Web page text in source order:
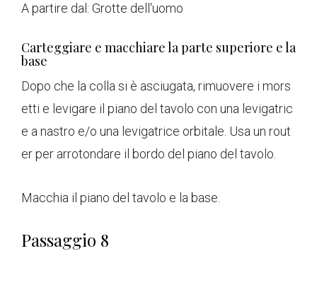
A partire dal: Grotte dell'uomo
Carteggiare e macchiare la parte superiore e la
base
Dopo che la colla si è asciugata, rimuovere i mors
etti e levigare il piano del tavolo con una levigatric
e a nastro e/o una levigatrice orbitale. Usa un rout
er per arrotondare il bordo del piano del tavolo.
Macchia il piano del tavolo e la base.
Passaggio 8